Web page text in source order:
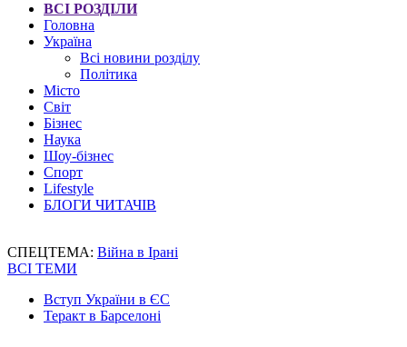
ВСІ РОЗДІЛИ
Головна
Україна
Всі новини розділу
Політика
Місто
Світ
Бізнес
Наука
Шоу-бізнес
Спорт
Lifestyle
БЛОГИ ЧИТАЧІВ
СПЕЦТЕМА: Війна в Ірані
ВСІ ТЕМИ
Вступ України в ЄС
Теракт в Барселоні